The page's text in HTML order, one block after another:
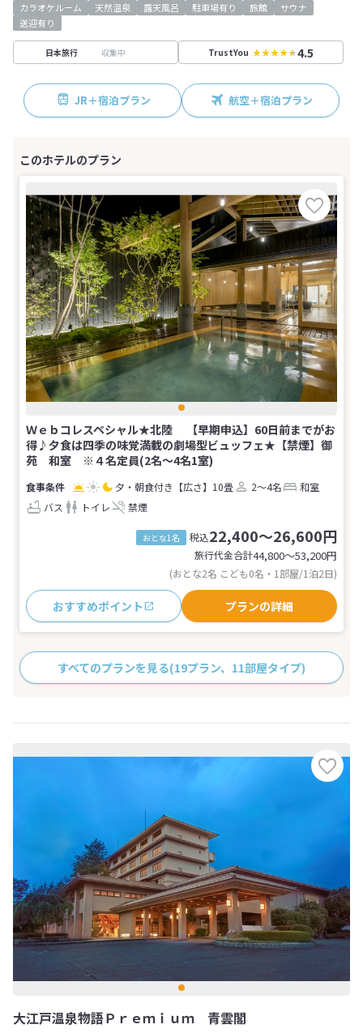
カラオケルーム
天然温泉 露天風呂 駐車場有り 旅館
サウナ
送迎有り
日本旅行 収集中 TrustYou 4.5
JR＋宿泊プラン 航空＋宿泊プラン
Ｗｅｂコレスペシャル★北陸 【早期申込】60日前までがお
得♪夕食は四季の味覚満載の劇場型ビュッフェ★【禁煙】御
苑 和室 ※４名定員(2名～4名1室)
夕・朝食付き 【広さ】10畳 2～4名
和室
バス
トイレ 禁煙
おとな1名 税込22,400～26,600円
旅行代金合計44,800〜53,200円
(おとな2名 こども0名・1部屋/1泊2日)
おすすめポイント プランの詳細
すべてのプランを見る(19プラン、11部屋タイプ)
大江戸温泉物語Ｐｒｅｍｉｕｍ 青雲閣